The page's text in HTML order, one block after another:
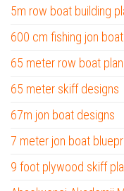
5m row boat building
600 cm fishing jon
65 meter row boat
65 meter skiff designs
67m jon boat designs
7 meter jon boat
9 foot plywood skiff